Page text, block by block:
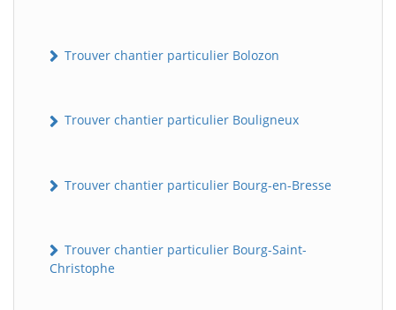
Trouver chantier particulier Bolozon
Trouver chantier particulier Bouligneux
Trouver chantier particulier Bourg-en-Bresse
Trouver chantier particulier Bourg-Saint-
Christophe